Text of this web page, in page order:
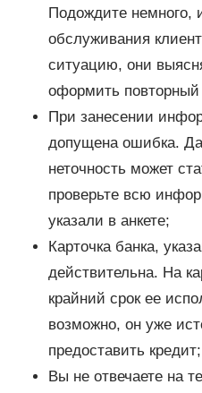
Подождите немного,
обслуживания
ситуацию, они
оформить повторный
При занесении
допущена ошибка.
неточность может
проверьте всю
указали в анкете;
Карточка банка,
действительна. На
крайний срок ее
возможно, он уже
предоставить кредит;
Вы не отвечаете на